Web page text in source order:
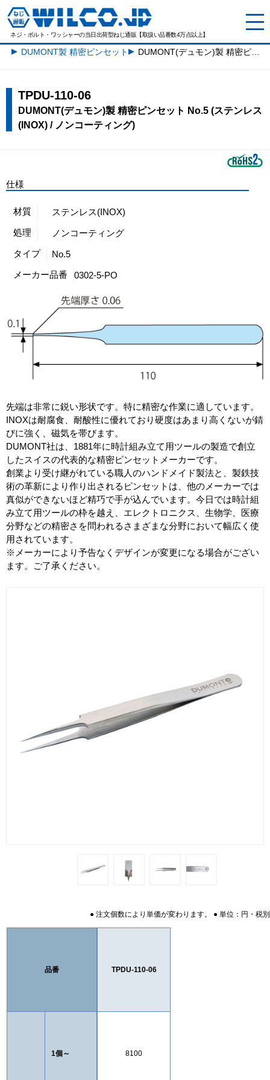
ネジ・ボルト・ワッシャーの当日出荷型ねじ通販【取扱い品番数4万点以上】
DUMONT製 精密ピンセット一覧 DUMONT(デュモン)製 精密ピンセット No.5 (ステンレス(INOX) / ノンコーティング)
TPDU-110-06
DUMONT(デュモン)製 精密ピンセット No.5 (ステンレス
(INOX) / ノンコーティング)
仕様
材質
ステンレス(INOX)
処理
ノンコーティング
タイプ
No.5
メーカー品番
0302-5-PO
先端は非常に鋭い形状です。特に精密な作業に適しています。
INOXは耐腐食、耐酸性に優れており硬度はあまり高くないが錆
びに強く、磁気を帯びます。
DUMONT社は、1881年に時計組み立て用ツールの製造で創立
したスイスの代表的な精密ピンセットメーカーです。
創業より受け継がれている職人のハンドメイド製法と、製鉄技
術の革新により作り出されるピンセットは、他のメーカーでは
真似ができないほど精巧で手が込んでいます。今日では時計組
み立て用ツールの枠を越え、エレクトロニクス、生物学、医療
分野などの精密さを問われるさまざまな分野において幅広く使
用されています。
※メーカーにより予告なくデザインが変更になる場合がござい
ます。ご了承ください。
● 注文個数により単価が変わります。 ● 単位：円・税別
品番
1個～
TPDU-110-06
8100